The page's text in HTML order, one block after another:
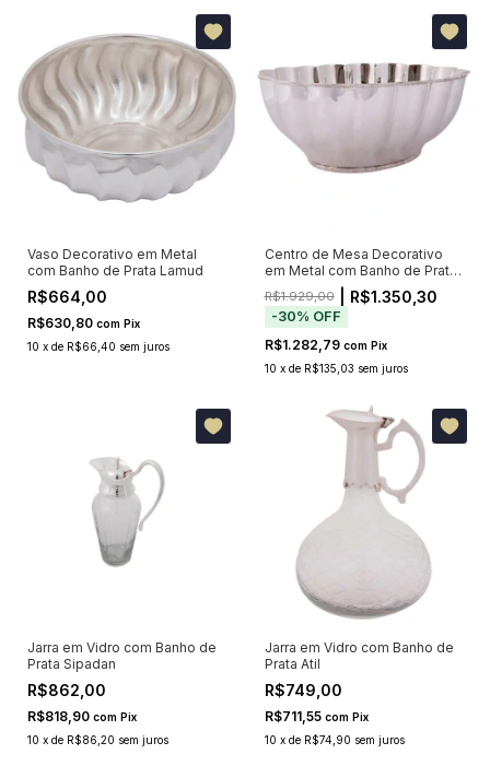
Vaso Decorativo em Metal
com Banho de Prata Lamud
R$664,00
R$630,80 com Pix
10 x de R$66,40 sem juros
Centro de Mesa Decorativo
em Metal com Banho de Prata
R$1.929,00| R$1.350,30
-30% OFF
R$1.282,79 com Pix
10 x de R$135,03 sem juros
Jarra em Vidro com Banho de
Prata Sipadan
R$862,00
R$818,90 com Pix
10 x de R$86,20 sem juros
Jarra em Vidro com Banho de
Prata Atil
R$749,00
R$711,55 com Pix
10 x de R$74,90 sem juros